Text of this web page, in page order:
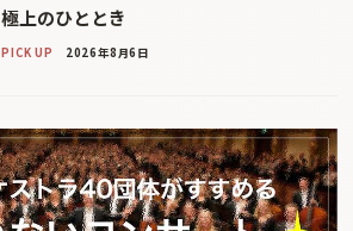
極上のひととき
PICK UP 2026年8月6日